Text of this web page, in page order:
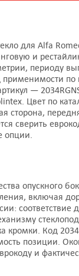
для Alfa
и
периоду
по
—
Цвет по
сторона,
сверить
опции.
опускного
включая
соответствие
кромки. Код
позиции.
и